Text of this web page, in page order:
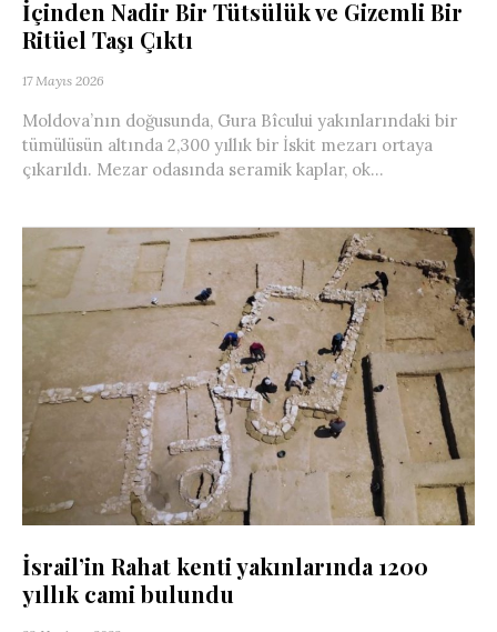
İçinden Nadir Bir Tütsülük ve Gizemli Bir
Ritüel Taşı Çıktı
17 Mayıs 2026
Moldova’nın doğusunda, Gura Bîcului yakınlarındaki bir
tümülüsün altında 2,300 yıllık bir İskit mezarı ortaya
çıkarıldı. Mezar odasında seramik kaplar, ok...
İsrail’in Rahat kenti yakınlarında 1200
yıllık cami bulundu